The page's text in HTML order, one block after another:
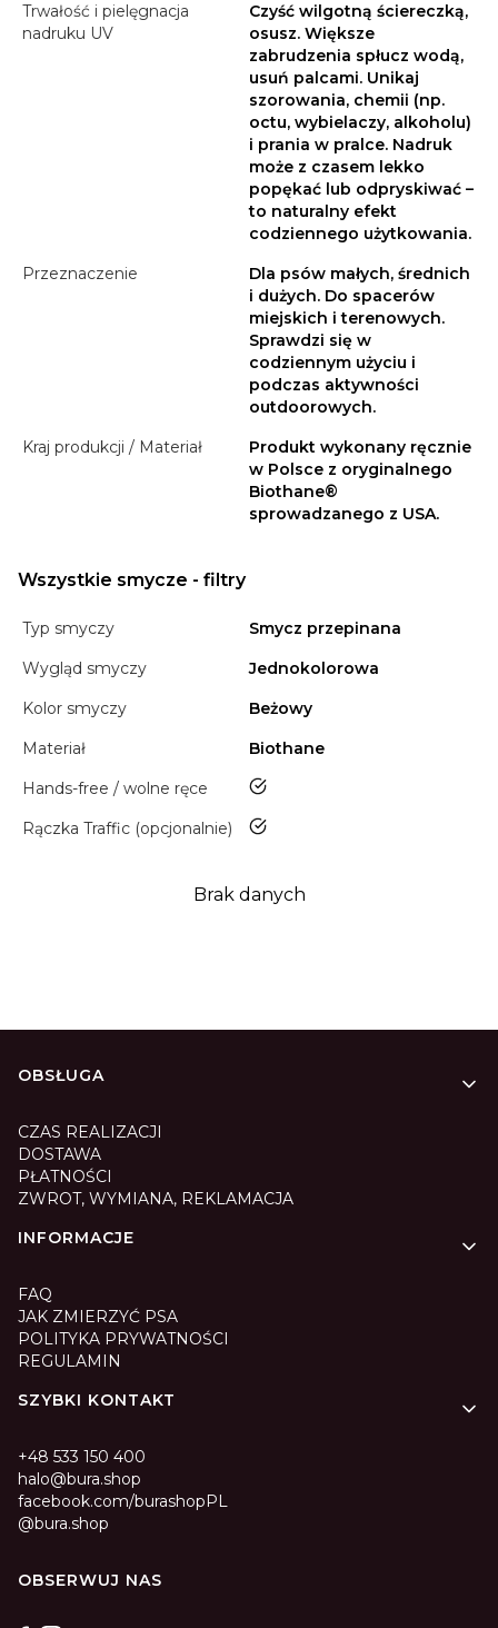
Trwałość i pielęgnacja
nadruku UV
Czyść wilgotną ściereczką,
osusz. Większe
zabrudzenia spłucz wodą,
usuń palcami. Unikaj
szorowania, chemii (np.
octu, wybielaczy, alkoholu)
i prania w pralce. Nadruk
może z czasem lekko
popękać lub odpryskiwać –
to naturalny efekt
codziennego użytkowania.
Przeznaczenie
Dla psów małych, średnich
i dużych. Do spacerów
miejskich i terenowych.
Sprawdzi się w
codziennym użyciu i
podczas aktywności
outdoorowych.
Kraj produkcji / Materiał
Produkt wykonany ręcznie
w Polsce z oryginalnego
Biothane®
sprowadzanego z USA.
Wszystkie smycze - filtry
Typ smyczy
Smycz przepinana
Wygląd smyczy
Jednokolorowa
Kolor smyczy
Beżowy
Materiał
Biothane
Hands-free / wolne ręce
tak
Rączka Traffic (opcjonalnie) tak
Brak danych
Linki w stopce
OBSŁUGA
CZAS REALIZACJI
DOSTAWA
PŁATNOŚCI
ZWROT, WYMIANA, REKLAMACJA
INFORMACJE
FAQ
JAK ZMIERZYĆ PSA
POLITYKA PRYWATNOŚCI
REGULAMIN
SZYBKI KONTAKT
+48 533 150 400
halo@bura.shop
facebook.com/burashopPL
@bura.shop
OBSERWUJ NAS